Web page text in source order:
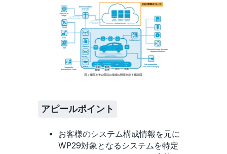
アピールポイント
お客様のシステム構成情報を元に
WP29対象となるシステムを特定